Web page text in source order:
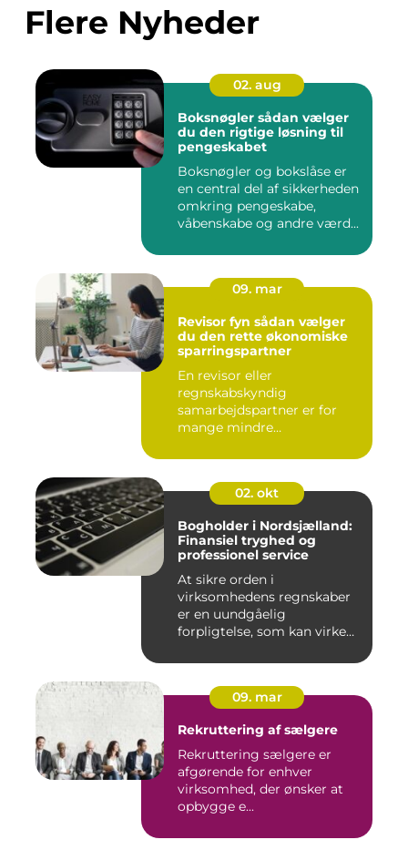
Flere Nyheder
02. aug
Boksnøgler sådan vælger
du den rigtige løsning til
pengeskabet
Boksnøgler og bokslåse er
en central del af sikkerheden
omkring pengeskabe,
våbenskabe og andre værd...
09. mar
Revisor fyn sådan vælger
du den rette økonomiske
sparringspartner
En revisor eller
regnskabskyndig
samarbejdspartner er for
mange mindre
ro...
02. okt
Bogholder i Nordsjælland:
Finansiel tryghed og
professionel service
At sikre orden i
virksomhedens regnskaber
er en uundgåelig
forpligtelse, som kan virke
09. mar
Rekruttering af sælgere
Rekruttering sælgere er
afgørende for enhver
virksomhed, der ønsker at
opbygge e...